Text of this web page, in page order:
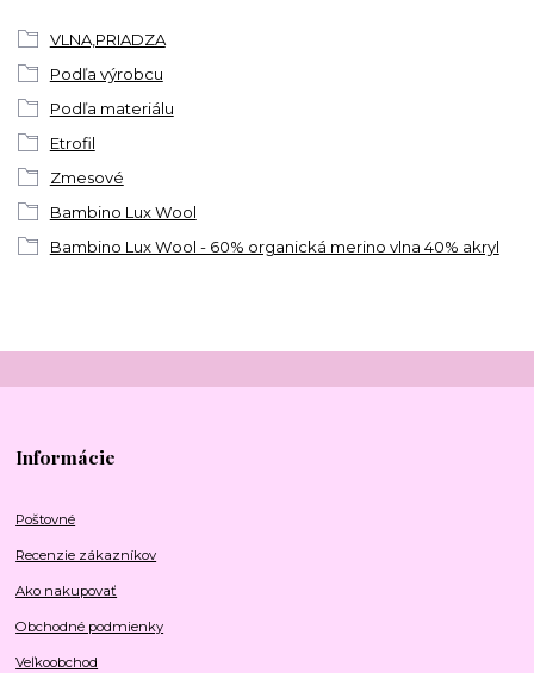
VLNA,PRIADZA
Podľa výrobcu
Podľa materiálu
Etrofil
Zmesové
Bambino Lux Wool
Bambino Lux Wool - 60% organická merino vlna 40% akryl
Informácie
Poštovné
Recenzie zákazníkov
Ako nakupovať
Obchodné podmienky
Veľkoobchod